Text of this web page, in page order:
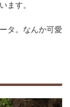
ます。
タ。なんか可愛